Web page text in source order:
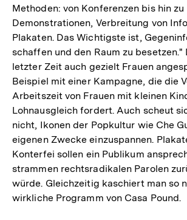
Methoden: von Konferenzen bis hin zu
Demonstrationen, Verbreitung von
Plakaten. Das Wichtigste ist,
schaffen und den Raum zu besetzen."
letzter Zeit auch gezielt Frauen
Beispiel mit einer Kampagne, die die
Arbeitszeit von Frauen mit kleinen
Lohnausgleich fordert. Auch scheut
nicht, Ikonen der Popkultur wie Che
eigenen Zwecke einzuspannen.
Konterfei sollen ein Publikum
strammen rechtsradikalen Parolen
würde. Gleichzeitig kaschiert man so
wirkliche Programm von Casa Pound.